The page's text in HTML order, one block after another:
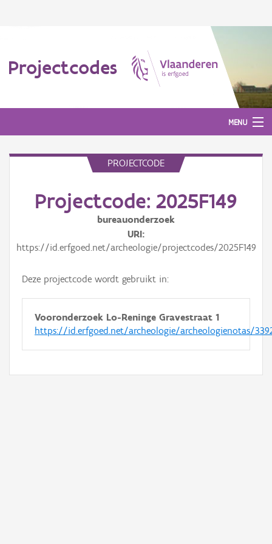
Projectcodes
MENU
PROJECTCODE
Projectcode: 2025F149
bureauonderzoek
URI
https://id.erfgoed.net/archeologie/projectcodes/2025F149
Deze projectcode wordt gebruikt in:
Vooronderzoek Lo-Reninge Gravestraat 1
https://id.erfgoed.net/archeologie/archeologienotas/